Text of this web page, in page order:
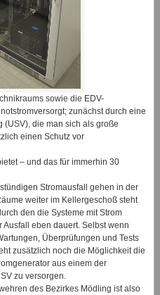
sowie die EDV-
zunächst durch eine
(USV), die man sich als große
einen Schutz vor
– und das für immerhin 30
Stromausfall gehen in der
weiter im Kellergeschoß steht
den die Systeme mit Strom
eben dauert. Selbst wenn
Überprüfungen und Tests
zusätzlich noch die Möglichkeit die
aus einem der
zu versorgen.
des Bezirkes Mödling ist also